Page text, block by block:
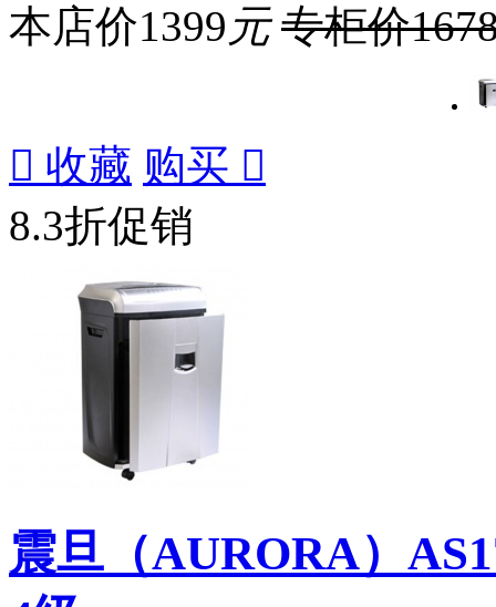
本店价1399 元 专柜价
 收藏 购买 
8.3折促销
震旦（AURORA）